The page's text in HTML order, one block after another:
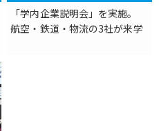
「学内企業説明会」を実施。
航空・鉄道・物流の3社が来学